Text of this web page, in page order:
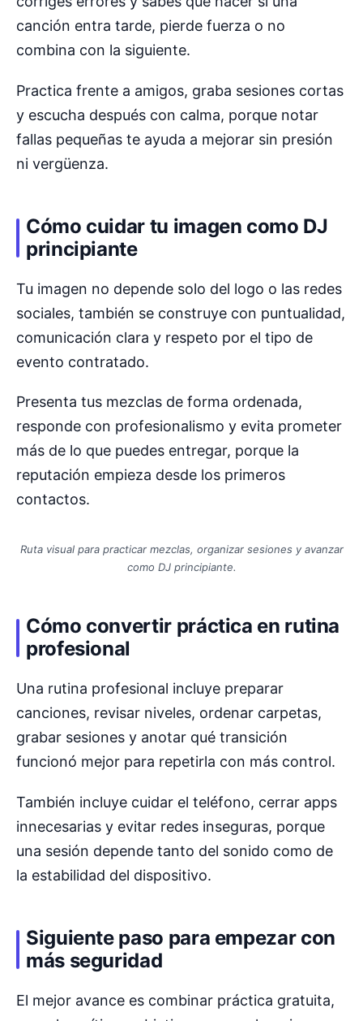
canción entra tarde, pierde fuerza o no
combina con la siguiente.
Practica frente a amigos, graba sesiones cortas
y escucha después con calma, porque notar
fallas pequeñas te ayuda a mejorar sin presión
ni vergüenza.
Cómo cuidar tu imagen como DJ
principiante
Tu imagen no depende solo del logo o las redes
sociales, también se construye con puntualidad,
comunicación clara y respeto por el tipo de
evento contratado.
Presenta tus mezclas de forma ordenada,
responde con profesionalismo y evita prometer
más de lo que puedes entregar, porque la
reputación empieza desde los primeros
contactos.
Ruta visual para practicar mezclas, organizar sesiones y avanzar
como DJ principiante.
Cómo convertir práctica en rutina
profesional
Una rutina profesional incluye preparar
canciones, revisar niveles, ordenar carpetas,
grabar sesiones y anotar qué transición
funcionó mejor para repetirla con más control.
También incluye cuidar el teléfono, cerrar apps
innecesarias y evitar redes inseguras, porque
una sesión depende tanto del sonido como de
la estabilidad del dispositivo.
Siguiente paso para empezar con
más seguridad
El mejor avance es combinar práctica gratuita,